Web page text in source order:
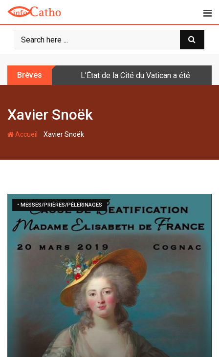
o
Brèves L’État de la Cité du Vatican a été doté
Xavier Snoëk
Accueil -Xavier Snoëk
• MESSES/PRIÈRES/PÈLERINAGES